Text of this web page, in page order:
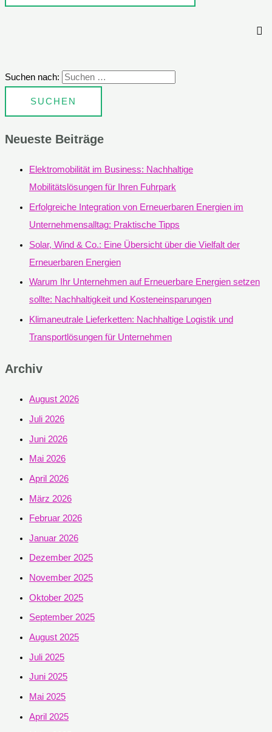
Suchen nach:
Neueste Beiträge
Elektromobilität im Business: Nachhaltige
Mobilitätslösungen für Ihren Fuhrpark
Erfolgreiche Integration von Erneuerbaren Energien im
Unternehmensalltag: Praktische Tipps
Solar, Wind & Co.: Eine Übersicht über die Vielfalt der
Erneuerbaren Energien
Warum Ihr Unternehmen auf Erneuerbare Energien setzen
sollte: Nachhaltigkeit und Kosteneinsparungen
Klimaneutrale Lieferketten: Nachhaltige Logistik und
Transportlösungen für Unternehmen
Archiv
August 2026
Juli 2026
Juni 2026
Mai 2026
April 2026
März 2026
Februar 2026
Januar 2026
Dezember 2025
November 2025
Oktober 2025
September 2025
August 2025
Juli 2025
Juni 2025
Mai 2025
April 2025